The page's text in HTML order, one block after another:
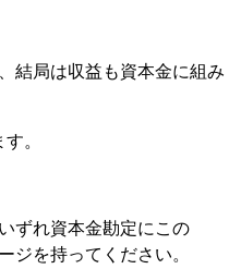
結局は収益も資本金に組み
。
ずれ資本金勘定にこの
ジを持ってください。